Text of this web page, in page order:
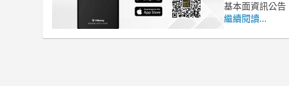
基本面資訊公告
繼續閱讀...